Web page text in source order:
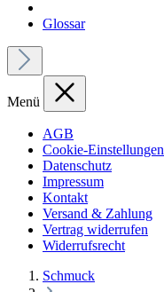
Glossar
Menü
AGB
Cookie-Einstellungen
Datenschutz
Impressum
Kontakt
Versand & Zahlung
Vertrag widerrufen
Widerrufsrecht
Schmuck